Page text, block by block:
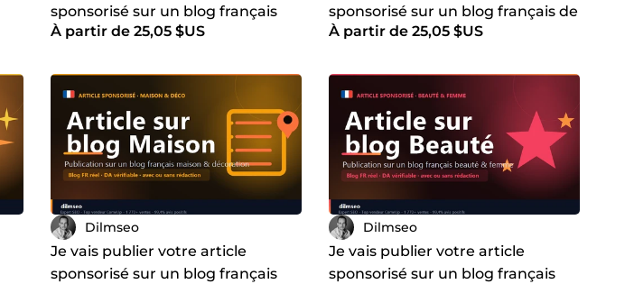
sponsorisé sur un blog français
high-tech et informatique
À partir de 25,05 $US
sponsorisé sur un blog français de
votre thématique
À partir de 25,05 $US
Dilmseo
Je vais publier votre article
sponsorisé sur un blog français
Dilmseo
Je vais publier votre article
sponsorisé sur un blog français